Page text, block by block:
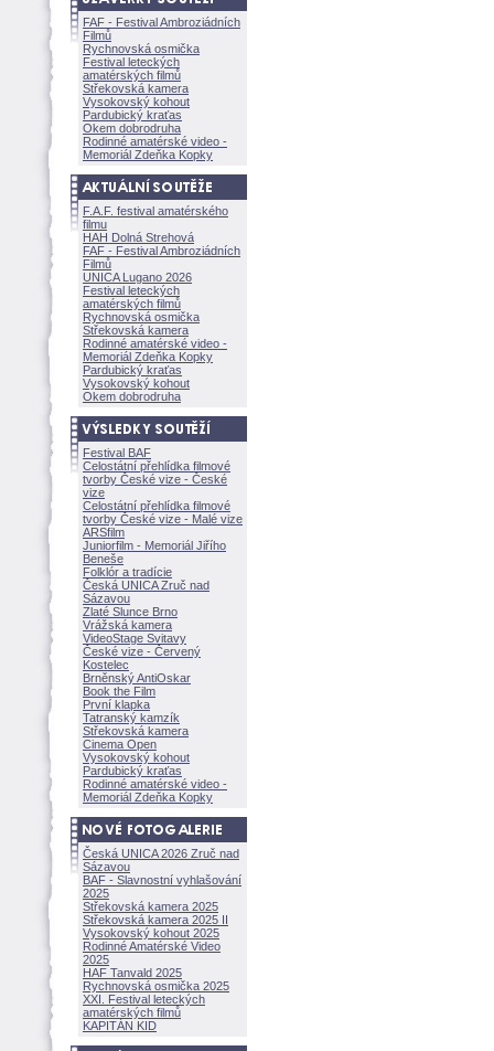
FAF - Festival Ambroziádních
Filmů
Rychnovská osmička
Festival leteckých
amatérských filmů
Střekovská kamera
Vysokovský kohout
Pardubický kraťas
Okem dobrodruha
Rodinné amatérské video -
Memoriál Zdeňka Kopky
F.A.F. festival amatérského
filmu
HAH Dolná Strehov
FAF - Festival Ambroziádních
Filmů
UNICA Lugano 2026
Festival leteckých
amatérských filmů
Rychnovská osmička
Střekovská kamera
Rodinné amatérské video -
Memoriál Zdeňka Kopky
Pardubický kraťas
Vysokovský kohout
Okem dobrodruha
Festival BAF
Celostátní přehlídka filmové
tvorby České vize - České
vize
Celostátní přehlídka filmové
tvorby České vize - Malé vize
ARSfilm
Juniorfilm - Memoriál Jiřího
Beneše
Folklór a tradície
Česká UNICA Zruč nad
Sázavou
Zlaté Slunce Brno
Vrážská kamera
VideoStage Svitavy
České vize - Červený
Kostelec
Brněnský AntiOskar
Book the Film
První klapka
Tatranský kamzík
Střekovská kamera
Cinema Open
Vysokovský kohout
Pardubický kraťas
Rodinné amatérské video -
Memoriál Zdeňka Kopky
Česká UNICA 2026 Zruč nad
Sázavou
BAF - Slavnostní vyhlašování
2025
Střekovská kamera 2025
Střekovská kamera 2025 II
Vysokovský kohout 2025
Rodinné Amatérské Video
2025
HAF Tanvald 2025
Rychnovská osmička 2025
XXI. Festival leteckých
amatérských filmů
KAPITÁN KID